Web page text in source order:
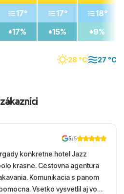
28 °C 27 °C
17°
17%
17°
15%
18°
9%
5/5
konkretne hotel Jazz
krasne. Cestovna agentura
Komunikacia s panom
Vsetko vysvetlil aj vo